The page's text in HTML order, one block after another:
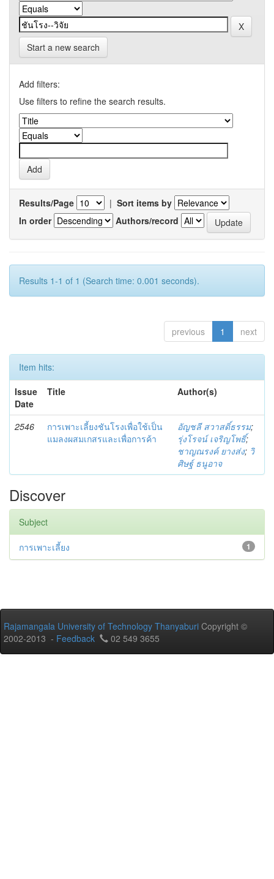
Start a new search
Add filters:
Use filters to refine the search results.
Results/Page | Sort items by
In order
Authors/record
Results 1-1 of 1 (Search time: 0.001 seconds).
previous 1 next
Item hits:
Issue
Date
Title Author(s)
2546
การเพาะเลี้ยงชันโรงเพื่อใช้เป็น
แมลงผสมเกสรและเพื่อการค้า
อัญชลี สวาสดิ์ธรรม;
รุ่งโรจน์ เจริญโพธิ์;
ชาญณรงค์ ยางส่ง; วิ
ศิษฐ์ ธนูอาจ
Discover
Subject
1
การเพาะเลี้ยง
Rajamangala University of Technology Thanyaburi Copyright ©
2002-2013 - Feedback 02 549 3655